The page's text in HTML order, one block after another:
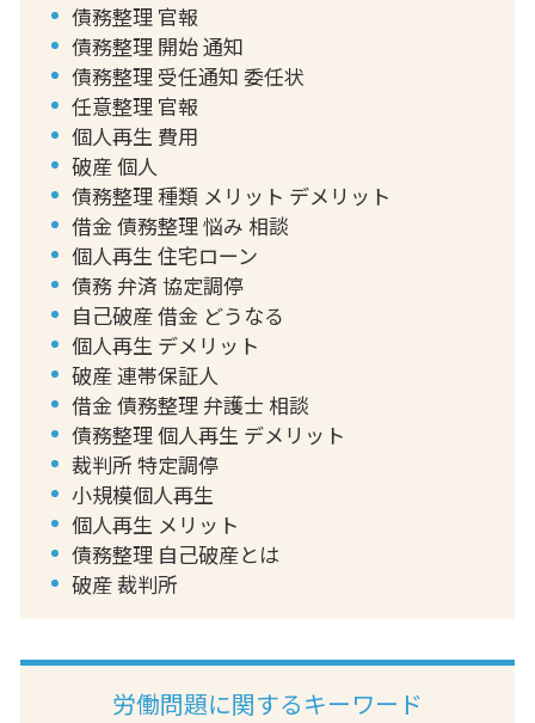
債務整理 官報
債務整理 開始 通知
債務整理 受任通知 委任状
任意整理 官報
個人再生 費用
破産 個人
債務整理 種類 メリット デメリット
借金 債務整理 悩み 相談
個人再生 住宅ローン
債務 弁済 協定調停
自己破産 借金 どうなる
個人再生 デメリット
破産 連帯保証人
借金 債務整理 弁護士 相談
債務整理 個人再生 デメリット
裁判所 特定調停
小規模個人再生
個人再生 メリット
債務整理 自己破産とは
破産 裁判所
労働問題に関するキーワード